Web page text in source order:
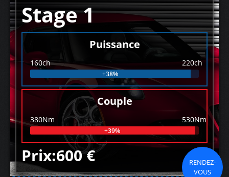
Stage 1
Puissance
160ch 220ch
+38%
Couple
380Nm 530Nm
+39%
Prix:600 €
RENDEZ-
VOUS